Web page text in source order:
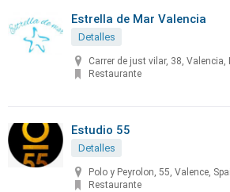
Estrella de Mar Valencia
Detalles
Carrer de just vilar, 38, Valencia,
Restaurante
Estudio 55
Detalles
Polo y Peyrolon, 55, Valence,
Restaurante